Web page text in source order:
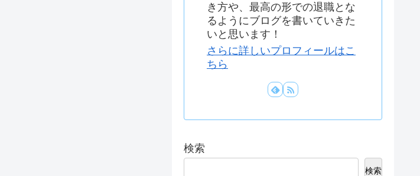
き方や、最高の形での退職とな
るようにブログを書いていきた
いと思います！
さらに詳しいプロフィールはこ
ちら
検索
検索